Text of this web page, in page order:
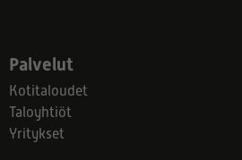
Palvelut
Kotitaloudet
Taloyhtiöt
Yritykset